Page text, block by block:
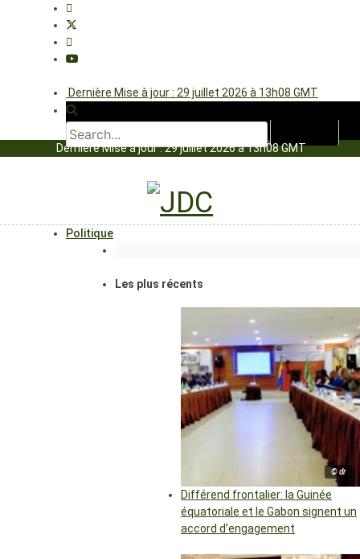
Dernière Mise à jour : 29 juillet 2026 à 13h08 GMT
Dernière Mise à jour : 29 juillet 2026 à 13h08 GMT
Politique
Les plus récents
© dr
Différend frontalier: la Guinée
équatoriale et le Gabon signent un
accord d’engagement